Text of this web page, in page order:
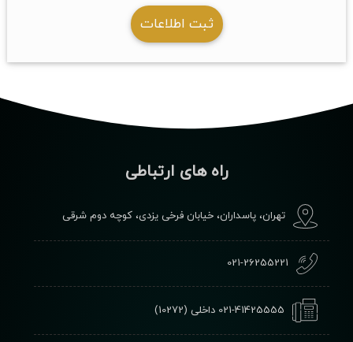
ثبت اطلاعات
راه های ارتباطی
تهران، پاسداران، خیابان فرخی یزدی، کوچه دوم شرقی
021-26255221
021-41425555 داخلی (10272)